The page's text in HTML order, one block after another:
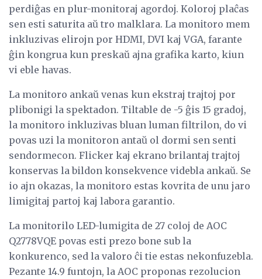
perdiĝas en plur-monitoraj agordoj. Koloroj plaĉas
sen esti saturita aŭ tro malklara. La monitoro mem
inkluzivas elirojn por HDMI, DVI kaj VGA, farante
ĝin kongrua kun preskaŭ ajna grafika karto, kiun
vi eble havas.
La monitoro ankaŭ venas kun ekstraj trajtoj por
plibonigi la spektadon. Tiltable de -5 ĝis 15 gradoj,
la monitoro inkluzivas bluan luman filtrilon, do vi
povas uzi la monitoron antaŭ ol dormi sen senti
sendormecon. Flicker kaj ekrano brilantaj trajtoj
konservas la bildon konsekvence videbla ankaŭ. Se
io ajn okazas, la monitoro estas kovrita de unu jaro
limigitaj partoj kaj labora garantio.
La monitorilo LED-lumigita de 27 coloj de AOC
Q2778VQE povas esti prezo bone sub la
konkurenco, sed la valoro ĉi tie estas nekonfuzebla.
Pezante 14.9 funtojn, la AOC proponas rezolucion